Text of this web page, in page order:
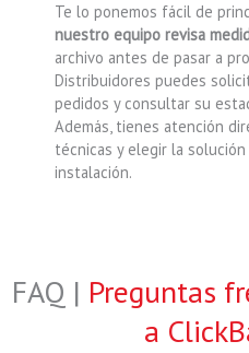
Te lo ponemos fácil de
nuestro equipo revisa
archivo antes de pasar a
Distribuidores puedes
pedidos y consultar su
Además, tienes atención
técnicas y elegir la solución
instalación.
FAQ | Preguntas
a